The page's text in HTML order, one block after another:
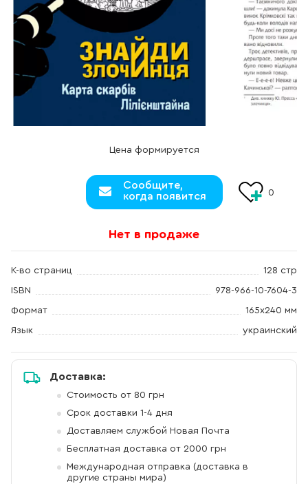
Цена формируется
Сообщите,
когда появится
0
Нет в продаже
К-во страниц 128 стр
ISBN 978-966-10-7604-3
Формат 165х240 мм
Язык украинский
Доставка:
Стоимость от 80 грн
Срок доставки 1-4 дня
Доставляем службой Новая Почта
Бесплатная доставка от 2000 грн
Международная отправка (доставка в
другие страны мира)